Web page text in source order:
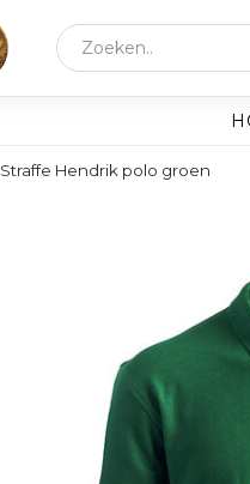
Straffe Hendrik polo groen